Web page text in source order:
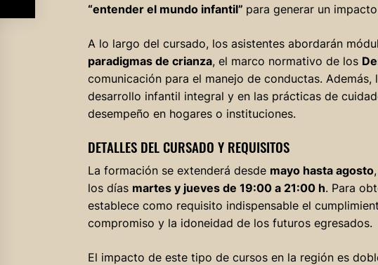
“entender el mundo infantil” para generar un
A lo largo del cursado, los asistentes abordarán
paradigmas de crianza, el marco normativo de los
comunicación para el manejo de conductas.
desarrollo infantil integral y en las prácticas de
desempeño en hogares o instituciones.
DETALLES DEL CURSADO Y REQUISITOS
La formación se extenderá desde mayo hasta agosto
los días martes y jueves de 19:00 a 21:00 h. Para
establece como requisito indispensable el
compromiso y la idoneidad de los futuros egresados.
El impacto de este tipo de cursos en la región es